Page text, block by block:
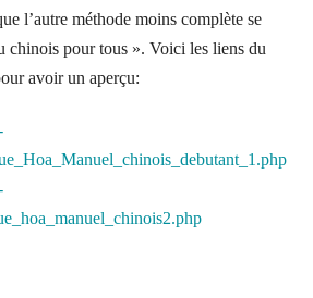
l’autre méthode moins complète se
chinois pour tous ». Voici les liens du
avoir un aperçu: